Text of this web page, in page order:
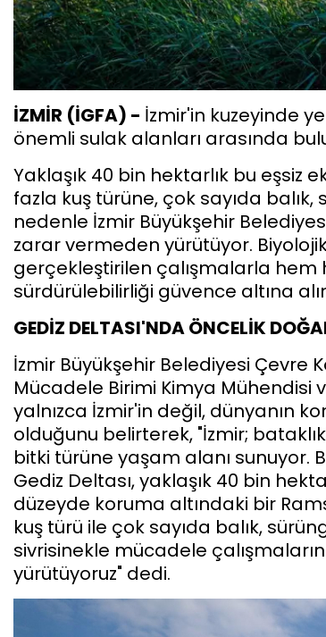
İZMİR (İGFA) - İzmir'in kuzeyinde
önemli sulak alanları arasında
Yaklaşık 40 bin hektarlık bu
fazla kuş türüne, çok sayıda
nedenle İzmir Büyükşehir
zarar vermeden yürütüyor.
gerçekleştirilen çalışmalarla hem
sürdürülebilirliği güvence altına
GEDİZ DELTASI'NDA ÖNCELİK
İzmir Büyükşehir Belediyesi Çevre
Mücadele Birimi Kimya Mühendisi
yalnızca İzmir'in değil, dünyanın
olduğunu belirterek, "İzmir;
bitki türüne yaşam alanı sunuyor.
Gediz Deltası, yaklaşık 40 bin
düzeyde koruma altındaki bir
kuş türü ile çok sayıda balık,
sivrisinekle mücadele
yürütüyoruz" dedi.